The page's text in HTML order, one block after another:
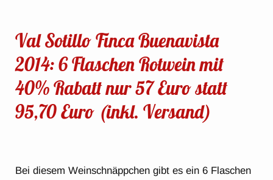
Val Sotillo Finca Buenavista
2014: 6 Flaschen Rotwein mit
40% Rabatt nur 57 Euro statt
95,70 Euro (inkl. Versand)
Bei diesem Weinschnäppchen gibt es ein 6 Flaschen